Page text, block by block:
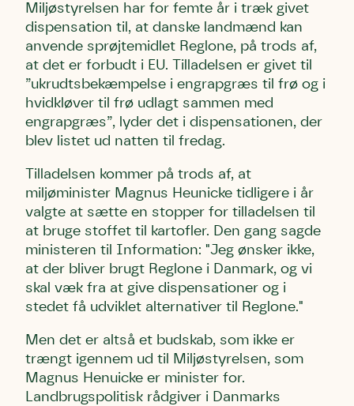
Miljøstyrelsen har for femte år i træk givet
dispensation til, at danske landmænd kan
anvende sprøjtemidlet Reglone, på trods af,
at det er forbudt i EU. Tilladelsen er givet til
”ukrudtsbekæmpelse i engrapgræs til frø og i
hvidkløver til frø udlagt sammen med
engrapgræs”, lyder det i dispensationen, der
blev listet ud natten til fredag.
Tilladelsen kommer på trods af, at
miljøminister Magnus Heunicke tidligere i år
valgte at sætte en stopper for tilladelsen til
at bruge stoffet til kartofler. Den gang sagde
ministeren til Information: "Jeg ønsker ikke,
at der bliver brugt Reglone i Danmark, og vi
skal væk fra at give dispensationer og i
stedet få udviklet alternativer til Reglone."
Men det er altså et budskab, som ikke er
trængt igennem ud til Miljøstyrelsen, som
Magnus Henuicke er minister for.
Landbrugspolitisk rådgiver i Danmarks